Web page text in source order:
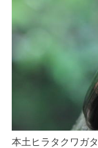
本土ヒラタクワガタ